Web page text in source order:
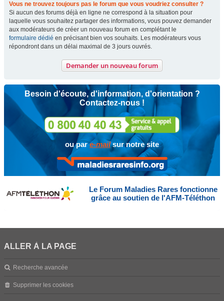
Vous ne trouvez toujours pas le forum que vous voudriez consulter ?
Si aucun des forums déjà en ligne ne correspond à la situation pour
laquelle vous souhaitez partager des informations, vous pouvez demander
aux modérateurs de créer un nouveau forum en complétant le
formulaire dédié en précisant bien vos souhaits. Les modérateurs vous
répondront dans un délai maximal de 3 jours ouvrés.
Demander un nouveau forum
Besoin d'écoute, d'information, d'orientation ?
Contactez-nous !
ou pare-mailsur notre site
Le Forum Maladies Rares fonctionne
grâce au soutien de l'AFM-Téléthon
ALLER À LA PAGE
Recherche avancée
Supprimer les cookies